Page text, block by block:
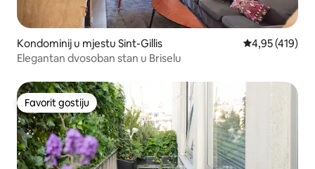
Kondominij u mjestu Sint-Gillis Prosječna
4,95 (419)
Elegantan dvosoban stan u Briselu
Favorit gostiju
Favorit gostiju